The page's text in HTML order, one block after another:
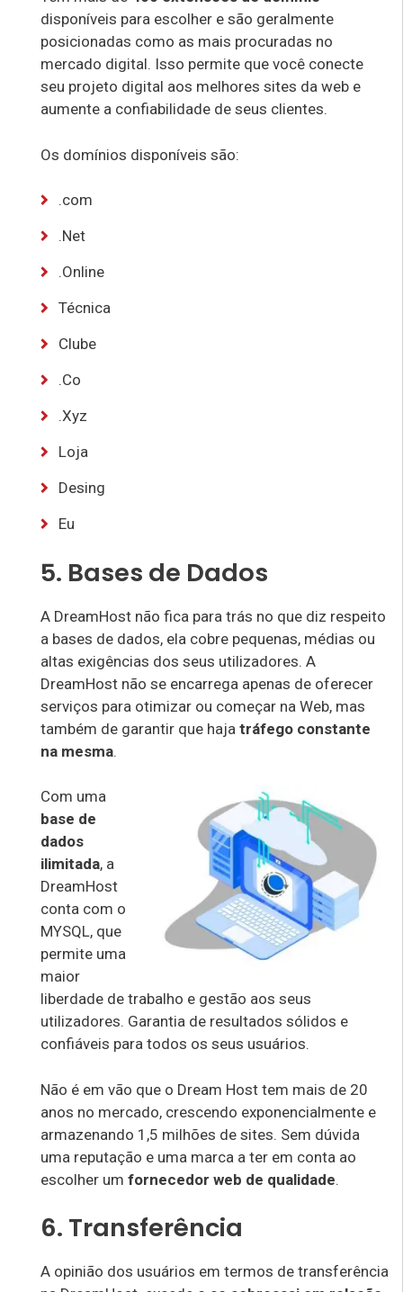
disponíveis para escolher e são geralmente
posicionadas como as mais procuradas no
mercado digital. Isso permite que você conecte
seu projeto digital aos melhores sites da web e
aumente a confiabilidade de seus clientes.
Os domínios disponíveis são:
.com
.Net
.Online
Técnica
Clube
.Co
.Xyz
Loja
Desing
Eu
5. Bases de Dados
A DreamHost não fica para trás no que diz respeito
a bases de dados, ela cobre pequenas, médias ou
altas exigências dos seus utilizadores. A
DreamHost não se encarrega apenas de oferecer
serviços para otimizar ou começar na Web, mas
também de garantir que haja tráfego constante
na mesma.
Com uma
base de
dados
ilimitada, a
DreamHost
conta com o
MYSQL, que
permite uma
maior
liberdade de trabalho e gestão aos seus
utilizadores. Garantia de resultados sólidos e
confiáveis para todos os seus usuários.
Não é em vão que o Dream Host tem mais de 20
anos no mercado, crescendo exponencialmente e
armazenando 1,5 milhões de sites. Sem dúvida
uma reputação e uma marca a ter em conta ao
escolher um fornecedor web de qualidade.
6. Transferência
A opinião dos usuários em termos de transferência